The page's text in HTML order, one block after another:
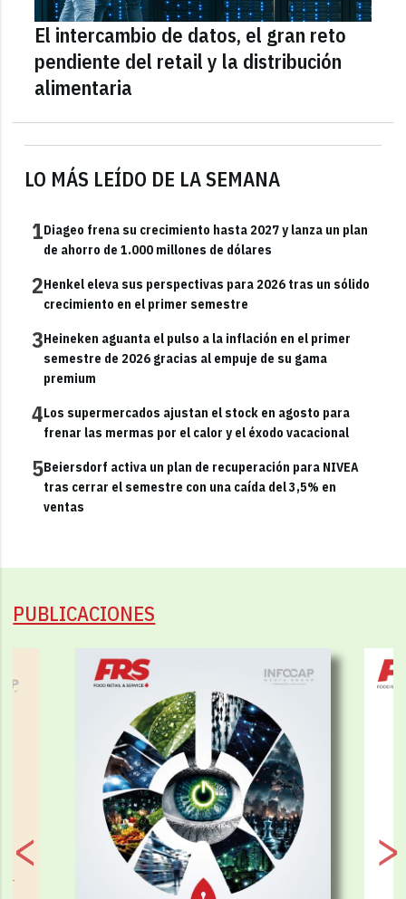
LO MÁS LEÍDO DE LA SEMANA
1Diageo frena su crecimiento hasta 2027 y lanza un plan
de ahorro de 1.000 millones de dólares
2Henkel eleva sus perspectivas para 2026 tras un sólido
crecimiento en el primer semestre
3Heineken aguanta el pulso a la inflación en el primer
semestre de 2026 gracias al empuje de su gama
premium
4Los supermercados ajustan el stock en agosto para
frenar las mermas por el calor y el éxodo vacacional
5Beiersdorf activa un plan de recuperación para NIVEA
tras cerrar el semestre con una caída del 3,5% en
ventas
El intercambio de datos, el gran reto
pendiente del retail y la distribución
alimentaria
PUBLICACIONES